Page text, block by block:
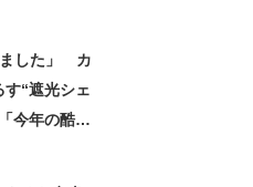
ました」 カ
す“遮光シェ
今年の酷暑